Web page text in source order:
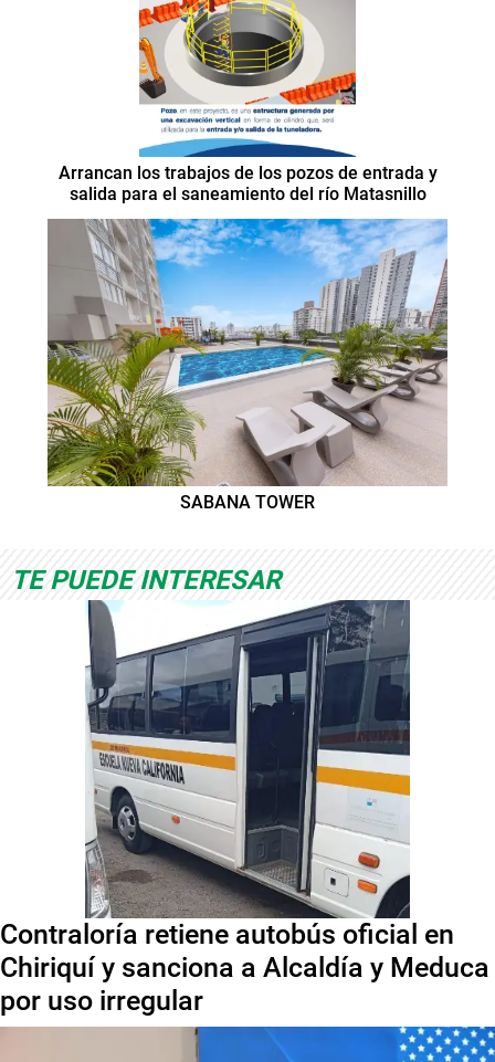
Arrancan los trabajos de los pozos de entrada y
salida para el saneamiento del río Matasnillo
SABANA TOWER
TE PUEDE INTERESAR
Contraloría retiene autobús oficial en
Chiriquí y sanciona a Alcaldía y Meduca
por uso irregular